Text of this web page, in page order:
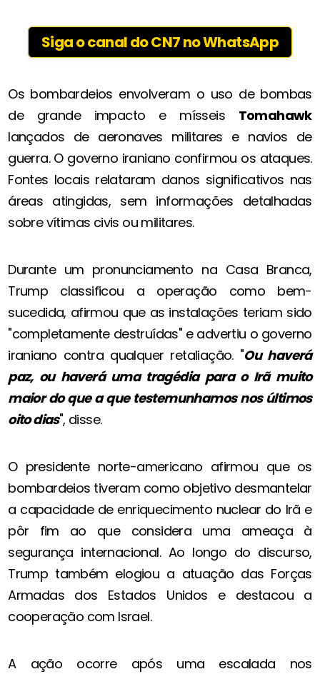
Siga o canal do CN7 no WhatsApp
Os bombardeios envolveram o uso de bombas
de grande impacto e mísseis Tomahawk
lançados de aeronaves militares e navios de
guerra. O governo iraniano confirmou os ataques.
Fontes locais relataram danos significativos nas
áreas atingidas, sem informações detalhadas
sobre vítimas civis ou militares.
Durante um pronunciamento na Casa Branca,
Trump classificou a operação como bem-
sucedida, afirmou que as instalações teriam sido
"completamente destruídas" e advertiu o governo
iraniano contra qualquer retaliação. "Ou haverá
paz, ou haverá uma tragédia para o Irã muito
maior do que a que testemunhamos nos últimos
oito dias", disse.
O presidente norte-americano afirmou que os
bombardeios tiveram como objetivo desmantelar
a capacidade de enriquecimento nuclear do Irã e
pôr fim ao que considera uma ameaça à
segurança internacional. Ao longo do discurso,
Trump também elogiou a atuação das Forças
Armadas dos Estados Unidos e destacou a
cooperação com Israel.
A ação ocorre após uma escalada nos